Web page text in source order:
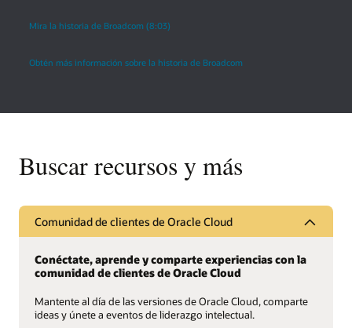
Mira la historia de Broadcom (8:03)
Obtén más información sobre la historia de Broadcom
Buscar recursos y más
Comunidad de clientes de Oracle Cloud
Conéctate, aprende y comparte experiencias con la
comunidad de clientes de Oracle Cloud
Mantente al día de las versiones de Oracle Cloud, comparte
ideas y únete a eventos de liderazgo intelectual.